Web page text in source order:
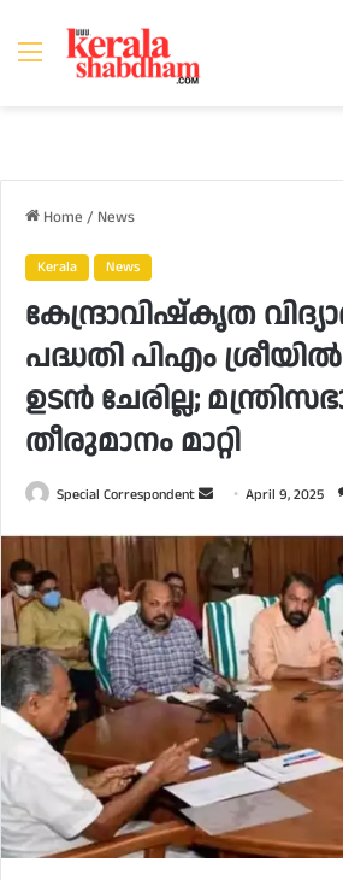
Menu
Home / News
Kerala News
കേന്ദ്രാവിഷ്‌കൃത
പദ്ധതി പിഎം
ഉടൻ ചേരില്ല;
തീരുമാനം മാറ്റി
Special Correspondent
Send
email
April 9, 2025